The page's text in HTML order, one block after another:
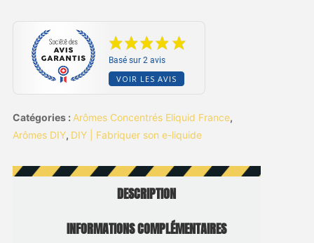
Basé sur 2 avis
VOIR LES AVIS
Catégories : Arômes Concentrés Eliquid France,
Arômes DIY, DIY | Fabriquer son e-liquide
DESCRIPTION
INFORMATIONS COMPLÉMENTAIRES